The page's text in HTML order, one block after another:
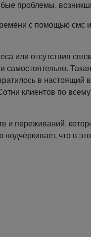
проблемы,
с помощью смс
или отсутствия
в настоящий
клиентов по
и переживаний,
что в